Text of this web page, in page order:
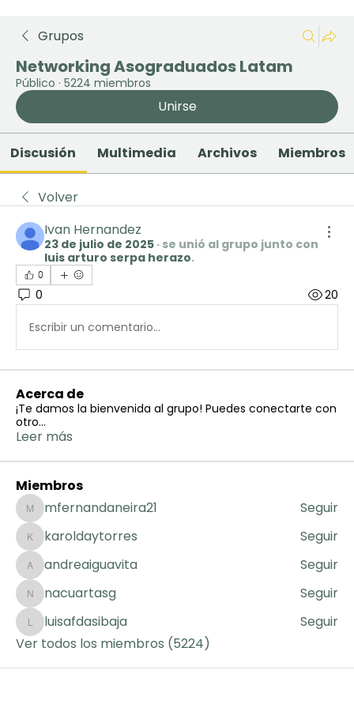
Grupos
Networking Asograduados Latam
Público · 5224 miembros
Unirse
Discusión Multimedia Archivos Miembros
Volver
Ivan Hernandez
23 de julio de 2025 · se unió al grupo junto con
luis arturo serpa herazo.
0
0 20
Escribir un comentario...
Acerca de
¡Te damos la bienvenida al grupo! Puedes conectarte con
otro...
Leer más
Miembros
mfernandaneira21
mfernandaneira21 Seguir
karoldaytorres
karoldaytorres Seguir
andreaiguavita
andreaiguavita Seguir
nacuartasg
nacuartasg Seguir
luisafdasibaja
luisafdasibaja
Seguir
Ver todos los miembros (5224)